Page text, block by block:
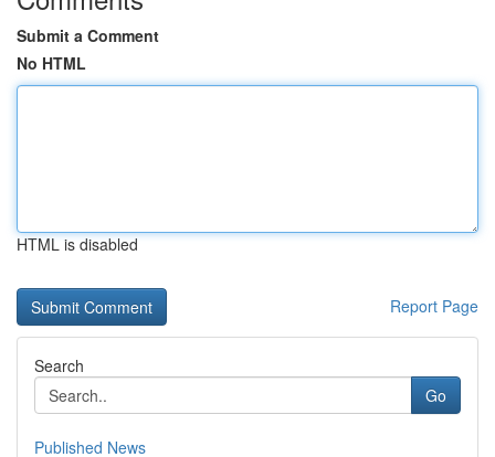
Submit a Comment
No HTML
HTML is disabled
Report Page
Search
Go
Published News